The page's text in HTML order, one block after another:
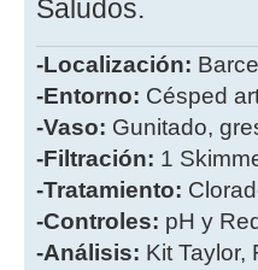
Saludos.
-Localización:
-Entorno: Césped
-Vaso: Gunitado,
-Filtración: 1
-Tratamiento:
-Controles: pH y
-Análisis: Kit Taylor,